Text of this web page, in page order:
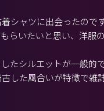
シャツに出会ったので
らいたいと思い、洋服
たシルエットが一般的
した風合いが特徴で雑